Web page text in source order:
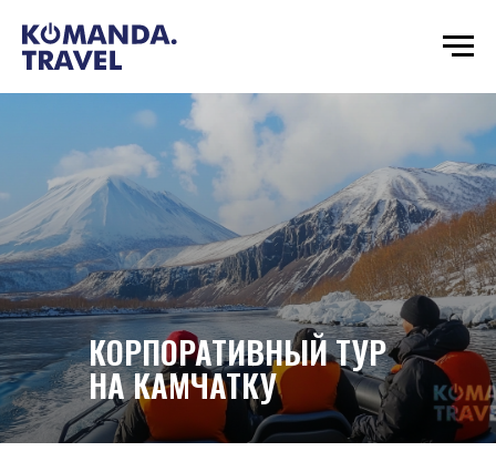
КОРПОРАТИВНЫЙ ТУР
НА КАМЧАТКУ